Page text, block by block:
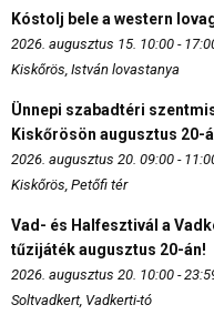
Kóstolj bele a western
2026. augusztus 15. 10:00 -
Kiskőrös, István lovastanya
Ünnepi szabadtéri
Kiskőrösön augusztus 20-
2026. augusztus 20. 09:00 -
Kiskőrös, Petőfi tér
Vad- és Halfesztivál a
tűzijáték augusztus 20-án!
2026. augusztus 20. 10:00 -
Soltvadkert, Vadkerti-tó